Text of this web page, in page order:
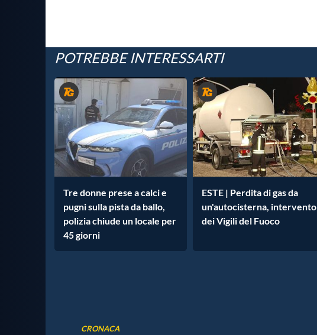
POTREBBE INTERESSARTI
Tre donne prese a calci e
pugni sulla pista da ballo,
polizia chiude un locale per
45 giorni
ESTE | Perdita di gas da
un'autocisterna, intervento
dei Vigili del Fuoco
CRONACA